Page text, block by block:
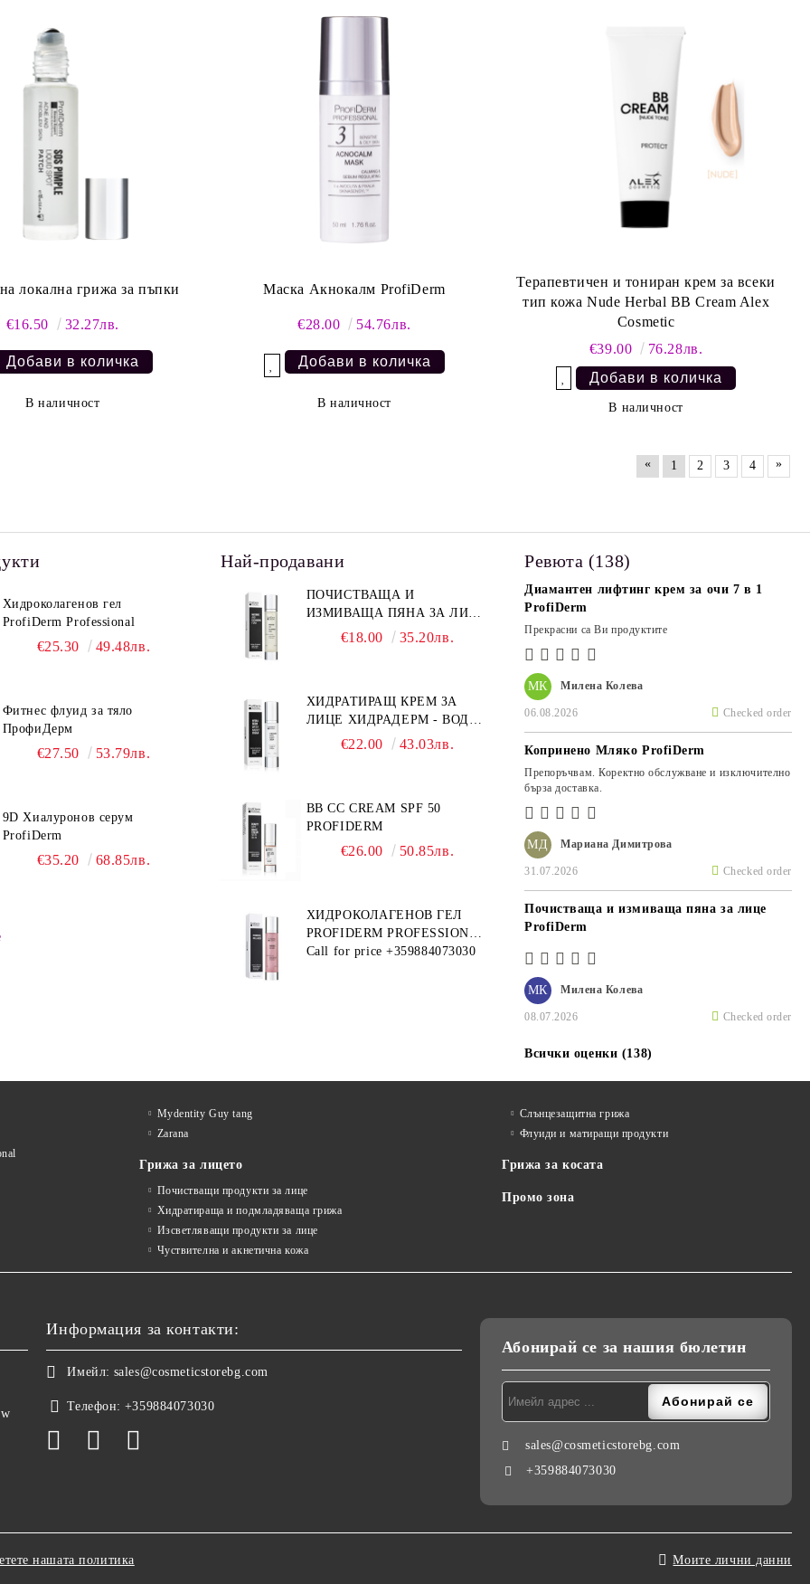
локална грижа за пъпки
€16.50 32.27лв.
В наличност
Маска Акнокалм ProfiDerm
€28.00 54.76лв.
В наличност
Терапевтичен и тониран крем за всеки
тип кожа Nude Herbal BB Cream Alex
Cosmetic
€39.00
76.28лв.
В наличност
« 1 2 3 4 »
– НОВА ФОРМУЛА!
Хидроколагенов гел
ProfiDerm Professional
€25.30 49.48лв.
Фитнес флуид за тяло
ПрофиДерм
€27.50 53.79лв.
9D Хиалуронов серум
ProfiDerm
€35.20 68.85лв.
Най-продавани
ПОЧИСТВАЩА И
ИЗМИВАЩА ПЯНА ЗА ЛИЦЕ
PROFIDERM
€18.00 35.20лв.
ХИДРАТИРАЩ КРЕМ ЗА
ЛИЦЕ ХИДРАДЕРМ - ВОДЕН
МАГНИТ PROFIDERM
€22.00 43.03лв.
BB CC CREAM SPF 50
PROFIDERM
€26.00 50.85лв.
ХИДРОКОЛАГЕНОВ ГЕЛ
PROFIDERM PROFESSIONAL
– ПРОДУКТ ЗА ДЪЛБОКА
Call for price +359884073030
Ревюта (138)
МК Милена Колева
06.08.2026 Checked order
Диамантен лифтинг крем за очи 7 в 1
ProfiDerm
Прекрасни са Ви продуктите
МД Мариана Димитрова
31.07.2026 Checked order
Копринено Мляко ProfiDerm
Препоръчвам. Коректно обслужване и изключително
бърза доставка.
МК Милена Колева
08.07.2026 Checked order
Почистваща и измиваща пяна за лице
ProfiDerm
Всички оценки (138)
Mydentity Guy tang
Zarana
Грижа за лицето
Почистващи продукти за лице
Хидратираща и подмладяваща грижа
Изсветляващи продукти за лице
Чуствителна и акнетична кожа
Слънцезащитна грижа
Флуиди и матиращи продукти
Грижа за косата
Промо зона
Информация за контакти:
Имейл: sales@cosmeticstorebg.com
Телефон: +359884073030
Абонирай се за нашия бюлетин
sales@cosmeticstorebg.com
+359884073030
нашата политика Моите лични данни